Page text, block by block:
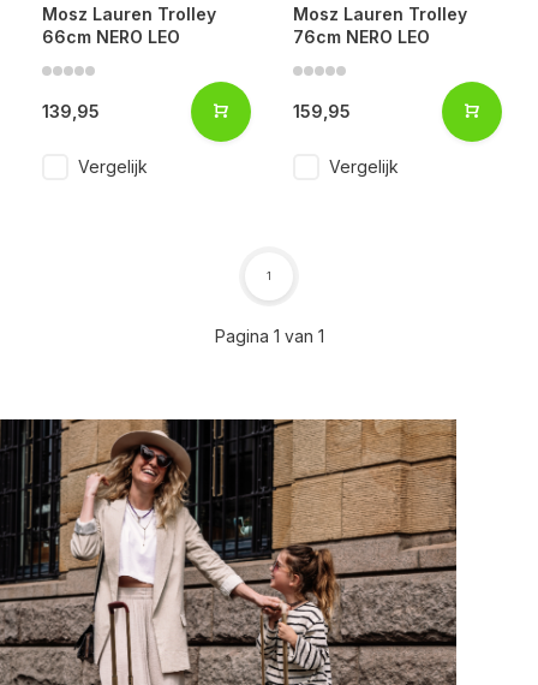
Voor 17:00 besteld, is vandaag verzonden (ma-vr)
Mosz Lauren Trolley
66cm NERO LEO
139,95
Vergelijk
Mosz Lauren Trolley
76cm NERO LEO
159,95
Vergelijk
Pagina 1 van 1
1